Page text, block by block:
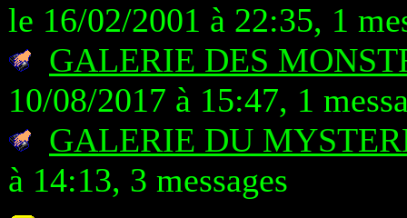
le 16/02/2001 à 22:35, 1
GALERIE DES
10/08/2017 à 15:47, 1
GALERIE DU
à 14:13, 3 messages